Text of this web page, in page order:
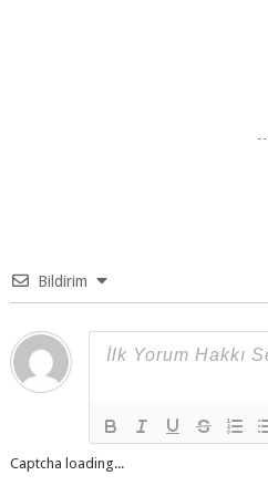
Bildirim
Captcha loading...